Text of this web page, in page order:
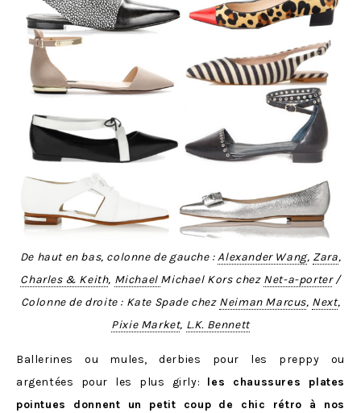
De haut en bas, colonne de gauche :Alexander Wang, Zara,
Charles & Keith, Michael Michael Kors chez Net-a-porter/
Colonne de droite : Kate Spade chez Neiman Marcus, Next,
Pixie Market, L.K. Bennett
Ballerines ou mules, derbies pour les preppy ou
argentées pour les plus girly: les chaussures plates
pointues donnent un petit coup de chic rétro à nos